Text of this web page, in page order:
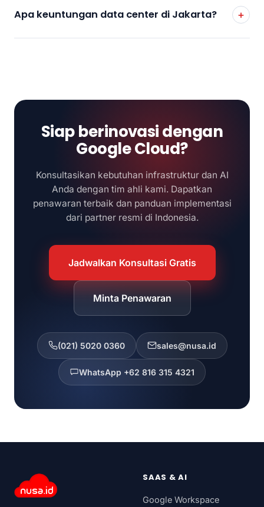
Apa keuntungan data center di Jakarta?
Siap berinovasi dengan
Google Cloud?
Konsultasikan kebutuhan infrastruktur dan AI
Anda dengan tim ahli kami. Dapatkan
penawaran terbaik dan panduan implementasi
dari partner resmi di Indonesia.
Jadwalkan Konsultasi Gratis
Minta Penawaran
(021) 5020 0360 sales@nusa.id
WhatsApp +62 816 315 4321
SAAS & AI
Google Workspace